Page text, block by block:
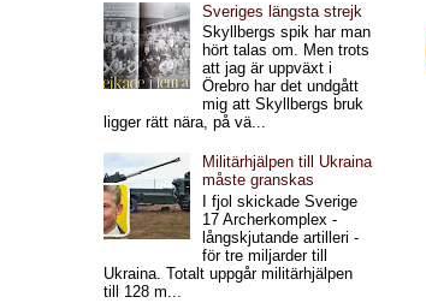
Sveriges längsta strejk
Skyllbergs spik har man
hört talas om. Men trots
att jag är uppväxt i
Örebro har det undgått
mig att Skyllbergs bruk
ligger rätt nära, på vä...
Militärhjälpen till Ukraina
måste granskas
I fjol skickade Sverige
17 Archerkomplex -
långskjutande artilleri -
för tre miljarder till
Ukraina. Totalt uppgår militärhjälpen
till 128 m...